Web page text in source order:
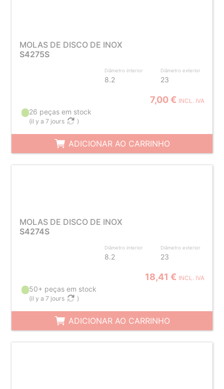
MOLAS DE DISCO DE INOX
S4275S
Diâmetro interior
8.2
Diâmetro exterior
23
7,00 € INCL. IVA
26 peças em stock
(il y a 7 jours )
ADICIONAR AO CARRINHO
MOLAS DE DISCO DE INOX
S4274S
Diâmetro interior
8.2
Diâmetro exterior
23
18,41 € INCL. IVA
50+ peças em stock
(il y a 7 jours )
ADICIONAR AO CARRINHO